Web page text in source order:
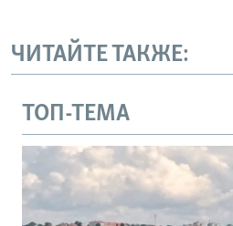
ЧИТАЙТЕ ТАКЖЕ:
ТОП-ТЕМА